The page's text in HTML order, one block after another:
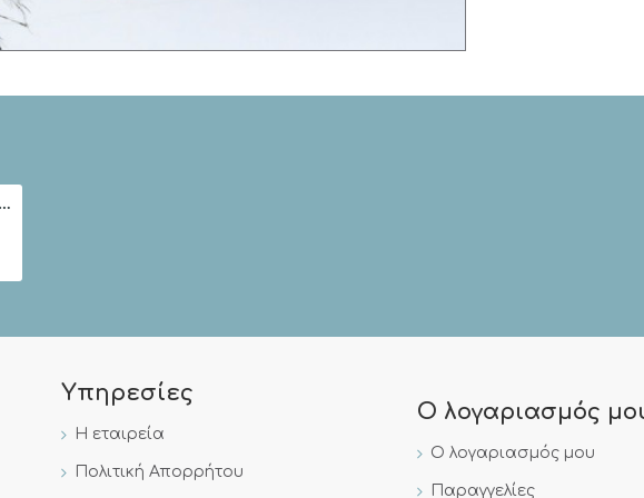
Guest Book Yδρόγειος Σφαίρα Rose Gold
Υπηρεσίες
Η εταιρεία
Πολιτική Απορρήτου
Ο λογαριασμός
Ο λογαριασμός μου
Παραγγελίες